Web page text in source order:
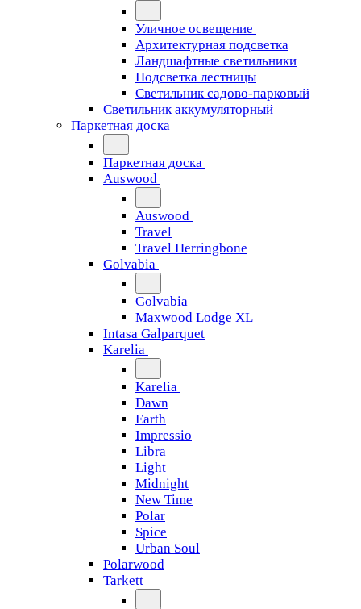
Уличное освещение
Архитектурная подсветка
Ландшафтные светильники
Подсветка лестницы
Светильник садово-парковый
Светильник аккумуляторный
Паркетная доска
Паркетная доска
Auswood
Auswood
Travel
Travel Herringbone
Golvabia
Golvabia
Maxwood Lodge XL
Intasa Galparquet
Karelia
Karelia
Dawn
Earth
Impressio
Libra
Light
Midnight
New Time
Polar
Spice
Urban Soul
Polarwood
Tarkett